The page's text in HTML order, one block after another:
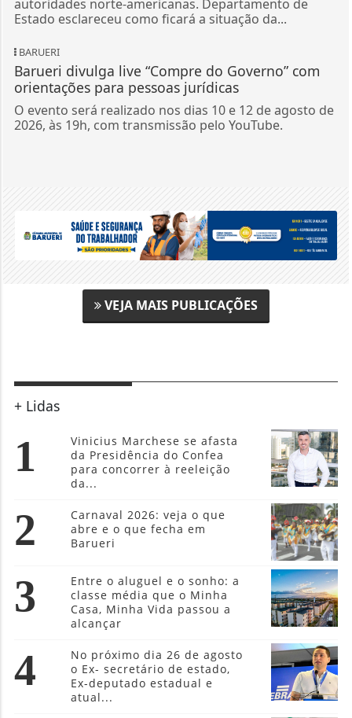
autoridades norte-americanas. Departamento de
Estado esclareceu como ficará a situação da...
BARUERI
Barueri divulga live “Compre do Governo” com
orientações para pessoas jurídicas
O evento será realizado nos dias 10 e 12 de agosto de
2026, às 19h, com transmissão pelo YouTube.
VEJA MAIS PUBLICAÇÕES
+ Lidas
1
Vinicius Marchese se afasta
da Presidência do Confea
para concorrer à reeleição
da...
2
Carnaval 2026: veja o que
abre e o que fecha em
Barueri
3
Entre o aluguel e o sonho: a
classe média que o Minha
Casa, Minha Vida passou a
alcançar
4
No próximo dia 26 de agosto
o Ex- secretário de estado,
Ex-deputado estadual e
atual...